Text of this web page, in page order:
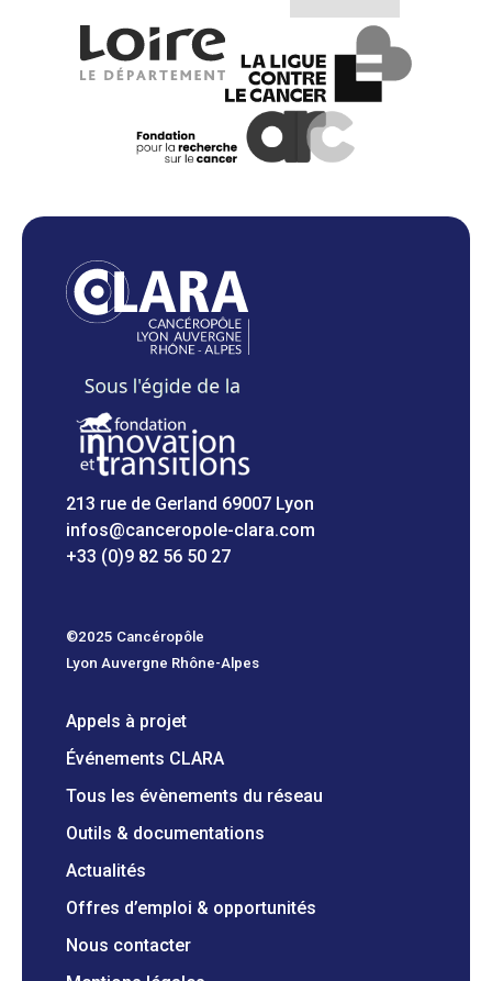
213 rue de Gerland 69007 Lyon
infos@canceropole-clara.com
+33 (0)9 82 56 50 27
©2025 Cancéropôle
Lyon Auvergne Rhône-Alpes
Appels à projet
Événements CLARA
Tous les évènements du réseau
Outils & documentations
Actualités
Offres d’emploi & opportunités
Nous contacter